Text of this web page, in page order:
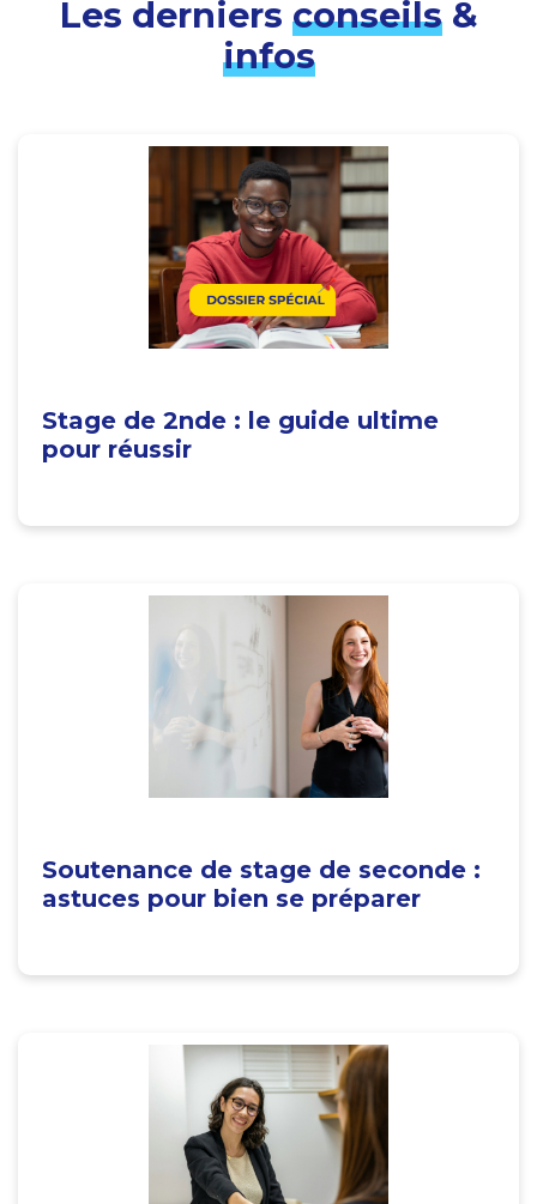
Les derniers conseils&
infos
Stage de 2nde : le guide ultime
pour réussir
Soutenance de stage de seconde :
astuces pour bien se préparer